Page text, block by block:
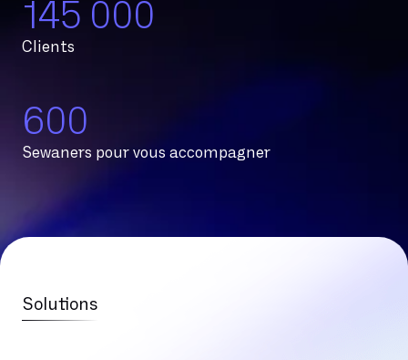
145 000
Clients
600
Sewaners pour vous accompagner
Solutions